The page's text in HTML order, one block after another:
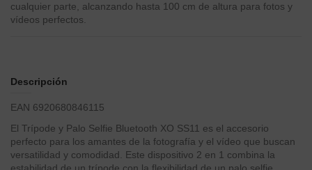
cualquier parte, alcanzando hasta 100 cm de altura para fotos y
vídeos perfectos.
Descripción
EAN 6920680846115
El Trípode y Palo Selfie Bluetooth XO SS11 es el accesorio
perfecto para los amantes de la fotografía y el vídeo que buscan
versatilidad y comodidad. Este dispositivo 2 en 1 combina la